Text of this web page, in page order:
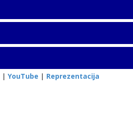
| YouTube | Reprezentacija